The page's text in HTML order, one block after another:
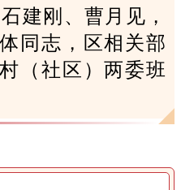
建刚、曹月见，
同志，区相关部
（社区）两委班